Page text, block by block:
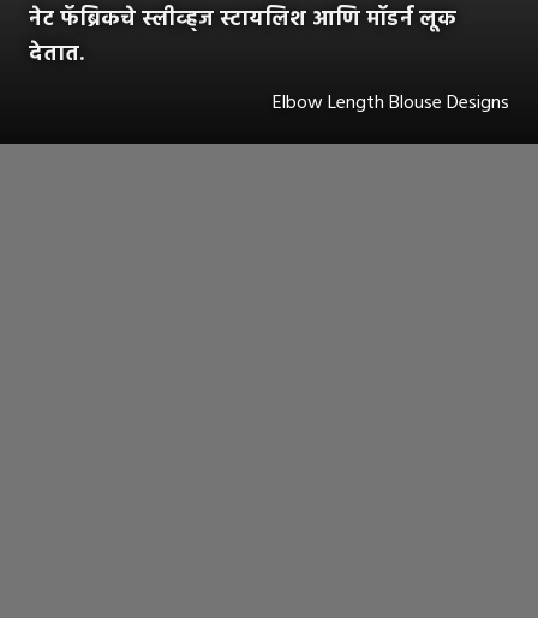
नेट फॅब्रिकचे स्लीव्ह्ज स्टायलिश आणि मॉडर्न लूक
देतात.
Elbow Length Blouse Designs